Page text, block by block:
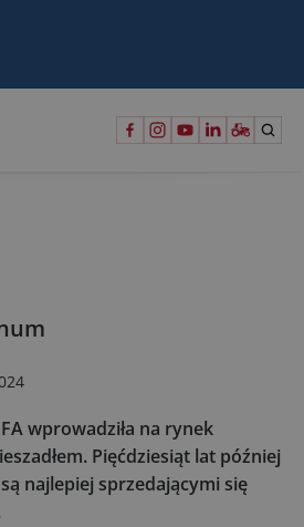
wprowadziła na rynek
Pięćdziesiąt lat później
najlepiej sprzedającymi się